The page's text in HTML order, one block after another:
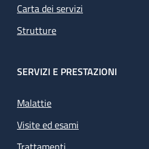
Carta dei servizi
Strutture
SERVIZI E PRESTAZIONI
Malattie
Visite ed esami